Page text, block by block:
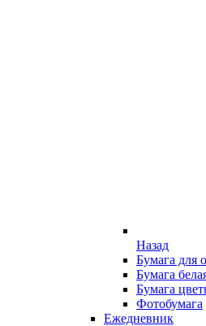
Назад
Бумага для
Бумага
Бумага
Фотобумага
Ежедневник